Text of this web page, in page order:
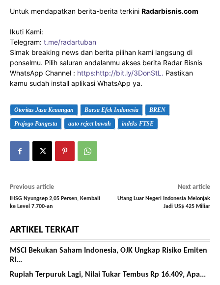
Untuk mendapatkan berita-berita terkini Radarbisnis.com
Ikuti Kami:
Telegram: t.me/radartuban
Simak breaking news dan berita pilihan kami langsung di
ponselmu. Pilih saluran andalanmu akses berita Radar Bisnis
WhatsApp Channel : https:http://bit.ly/3DonStL. Pastikan
kamu sudah install aplikasi WhatsApp ya.
Otoritas Jasa Keuangan Bursa Efek Indonesia
BREN
Prajogo Pangestu
auto reject bawah indeks FTSE
Previous article
IHSG Nyungsep 2,05 Persen, Kembali
ke Level 7.700-an
Next article
Utang Luar Negeri Indonesia Melonjak
Jadi US$ 425 Miliar
ARTIKEL TERKAIT
MSCI Bekukan Saham Indonesia, OJK Ungkap Risiko Emiten
RI...
Rupiah Terpuruk Lagi, Nilai Tukar Tembus Rp 16.409, Apa...